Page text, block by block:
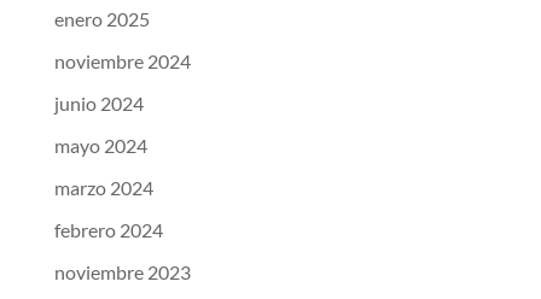
enero 2025
noviembre 2024
junio 2024
mayo 2024
marzo 2024
febrero 2024
noviembre 2023